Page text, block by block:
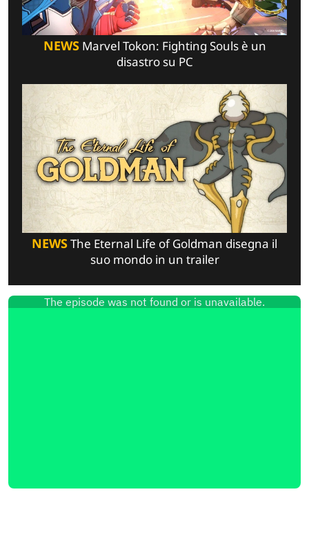
NEWSMarvel Tokon: Fighting Souls è un
disastro su PC
NEWSThe Eternal Life of Goldman disegna il
suo mondo in un trailer